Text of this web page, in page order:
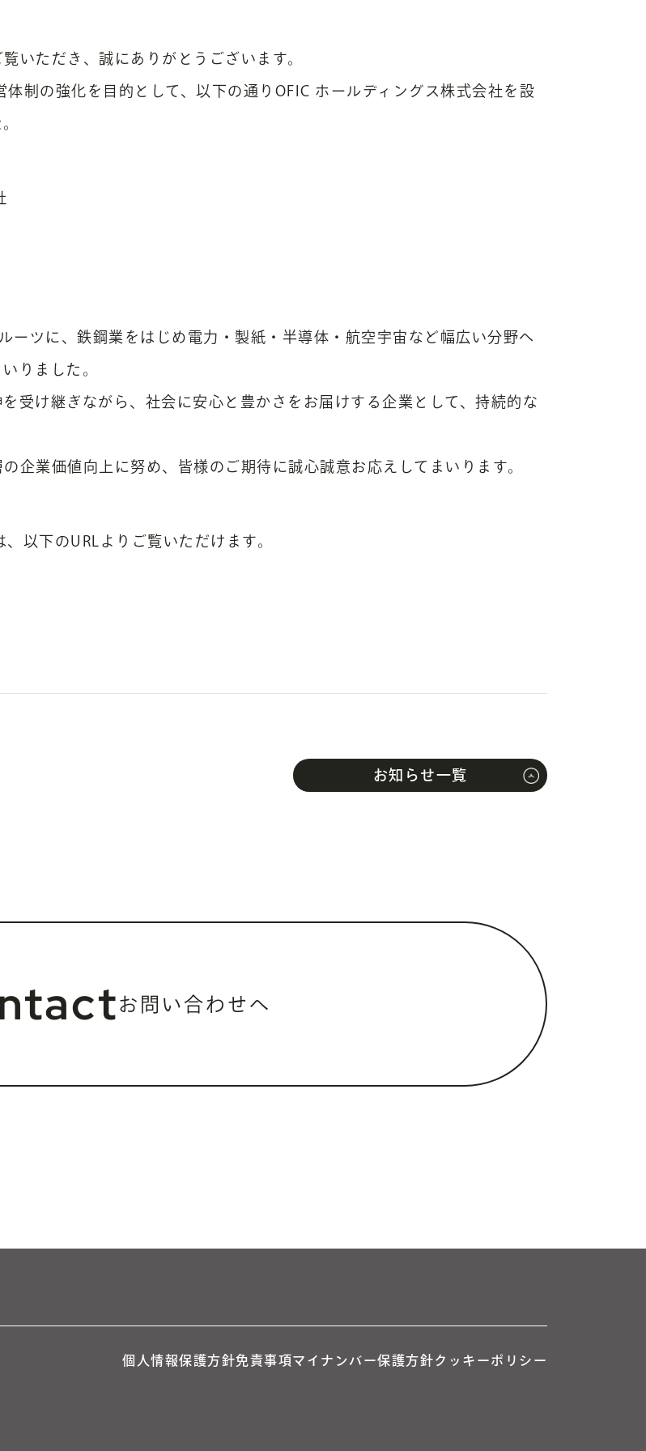
いただき、誠にありがとうございます。
制の強化を目的として、以下の通りOFIC ホールディングス株式会社を設
ーツに、鉄鋼業をはじめ電力・製紙・半導体・航空宇宙など幅広い分野へ
りました。
受け継ぎながら、社会に安心と豊かさをお届けする企業として、持続的な
企業価値向上に努め、皆様のご期待に誠心誠意お応えしてまいります。
以下のURLよりご覧いただけます。
お知らせ一覧
お問い合わせへ
個人情報保護方針免責事項マイナンバー保護方針クッキーポリシー